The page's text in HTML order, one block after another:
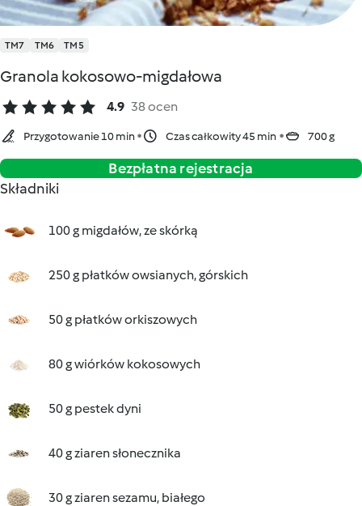
TM7 TM6 TM5
Granola kokosowo-migdałowa
4.9 38 ocen
Przygotowanie 10 min Czas całkowity 45 min 700 g
Bezpłatna rejestracja
Składniki
100 g migdałów, ze skórką
250 g płatków owsianych, górskich
50 g płatków orkiszowych
80 g wiórków kokosowych
50 g pestek dyni
40 g ziaren słonecznika
30 g ziaren sezamu, białego